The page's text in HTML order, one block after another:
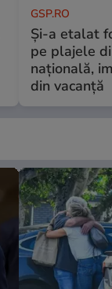
GSP.RO
Și-a etalat
pe plajele
națională,
din vacanță